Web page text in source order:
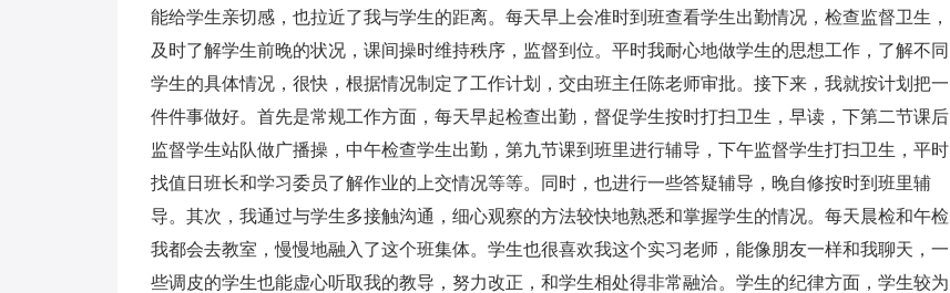
能给学生亲切感，也拉近了我与学生的距离。每天早上会准时到班查看学生出勤情况，检查监督卫生，
及时了解学生前晚的状况，课间操时维持秩序，监督到位。平时我耐心地做学生的思想工作，了解不同
学生的具体情况，很快，根据情况制定了工作计划，交由班主任陈老师审批。接下来，我就按计划把一
件件事做好。首先是常规工作方面，每天早起检查出勤，督促学生按时打扫卫生，早读，下第二节课后
监督学生站队做广播操，中午检查学生出勤，第九节课到班里进行辅导，下午监督学生打扫卫生，平时
找值日班长和学习委员了解作业的上交情况等等。同时，也进行一些答疑辅导，晚自修按时到班里辅
导。其次，我通过与学生多接触沟通，细心观察的方法较快地熟悉和掌握学生的情况。每天晨检和午检
我都会去教室，慢慢地融入了这个班集体。学生也很喜欢我这个实习老师，能像朋友一样和我聊天，一
些调皮的学生也能虚心听取我的教导，努力改正，和学生相处得非常融洽。学生的纪律方面，学生较为